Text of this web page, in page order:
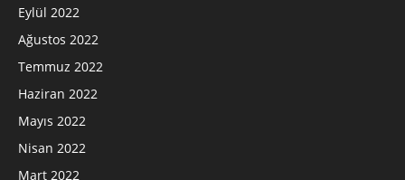
Eylül 2022
Ağustos 2022
Temmuz 2022
Haziran 2022
Mayıs 2022
Nisan 2022
Mart 2022